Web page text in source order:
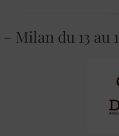
Milan du 13 au